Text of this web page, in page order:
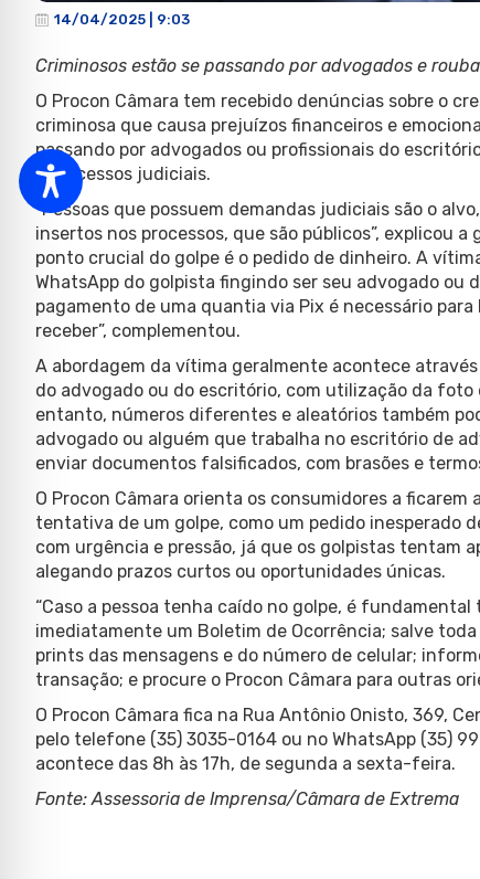
14/04/2025 | 9:03
Criminosos estão se passando por advogados e
O Procon Câmara tem recebido denúncias sobre o
criminosa que causa prejuízos financeiros e
passando por advogados ou profissionais do
a processos judiciais.
“Pessoas que possuem demandas judiciais são o
insertos nos processos, que são públicos”, explicou a
ponto crucial do golpe é o pedido de dinheiro. A
WhatsApp do golpista fingindo ser seu advogado ou
pagamento de uma quantia via Pix é necessário
receber”, complementou.
A abordagem da vítima geralmente acontece
do advogado ou do escritório, com utilização da foto
entanto, números diferentes e aleatórios também
advogado ou alguém que trabalha no escritório de
enviar documentos falsificados, com brasões e
O Procon Câmara orienta os consumidores a
tentativa de um golpe, como um pedido inesperado
com urgência e pressão, já que os golpistas tentam
alegando prazos curtos ou oportunidades únicas.
“Caso a pessoa tenha caído no golpe, é
imediatamente um Boletim de Ocorrência; salve
prints das mensagens e do número de celular;
transação; e procure o Procon Câmara para outras
O Procon Câmara fica na Rua Antônio Onisto, 369,
pelo telefone (35) 3035-0164 ou no WhatsApp (35)
acontece das 8h às 17h, de segunda a sexta-feira.
Fonte: Assessoria de Imprensa/Câmara de Extrema